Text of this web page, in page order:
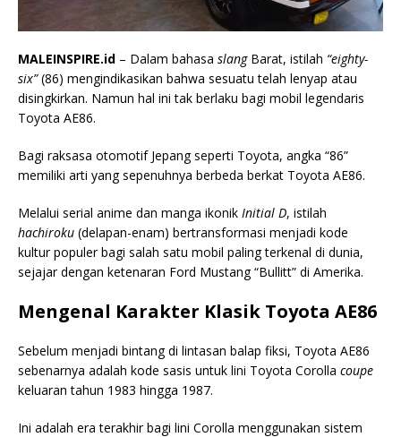
MALEINSPIRE.id – Dalam bahasa slangBarat, istilah “eighty-
six”(86) mengindikasikan bahwa sesuatu telah lenyap atau
disingkirkan. Namun hal ini tak berlaku bagi mobil legendaris
Toyota AE86.
Bagi raksasa otomotif Jepang seperti Toyota, angka “86”
memiliki arti yang sepenuhnya berbeda berkat Toyota AE86.
Melalui serial anime dan manga ikonik Initial D, istilah
hachiroku (delapan-enam) bertransformasi menjadi kode
kultur populer bagi salah satu mobil paling terkenal di dunia,
sejajar dengan ketenaran Ford Mustang “Bullitt” di Amerika.
Mengenal Karakter Klasik Toyota AE86
Sebelum menjadi bintang di lintasan balap fiksi, Toyota AE86
sebenarnya adalah kode sasis untuk lini Toyota Corolla coupe
keluaran tahun 1983 hingga 1987.
Ini adalah era terakhir bagi lini Corolla menggunakan sistem